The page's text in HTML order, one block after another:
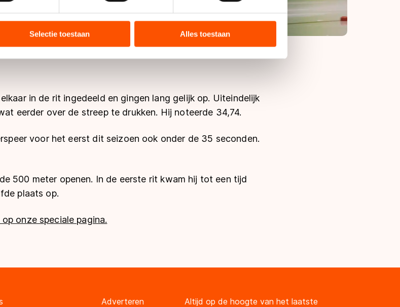
van onze site met onze partners voor social media, advertenties en
gegevens die u aan hen heeft verstrekt of die zij hebben verzameld via
doorgeven aan landen buiten de EU, zoals de VS, waar mogelijk geen
GDPR. Door op ‘Toestaan’ te klikken, stemt u in met deze overdracht.
Selectie toestaan Alles toestaan
in de rit ingedeeld en gingen lang gelijk op. Uiteindelijk
eerder over de streep te drukken. Hij noteerde 34,74.
voor het eerst dit seizoen ook onder de 35 seconden.
500 meter openen. In de eerste rit kwam hij tot een tijd
plaats op.
onze speciale pagina.
Adverteren Altijd op de hoogte van het laatste